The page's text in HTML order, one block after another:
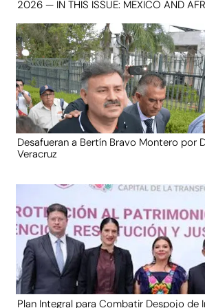
2026 — IN THIS ISSUE: MEXICO AND
Desafueran a Bertín Bravo Montero por
Veracruz
Plan Integral para Combatir Despojo de